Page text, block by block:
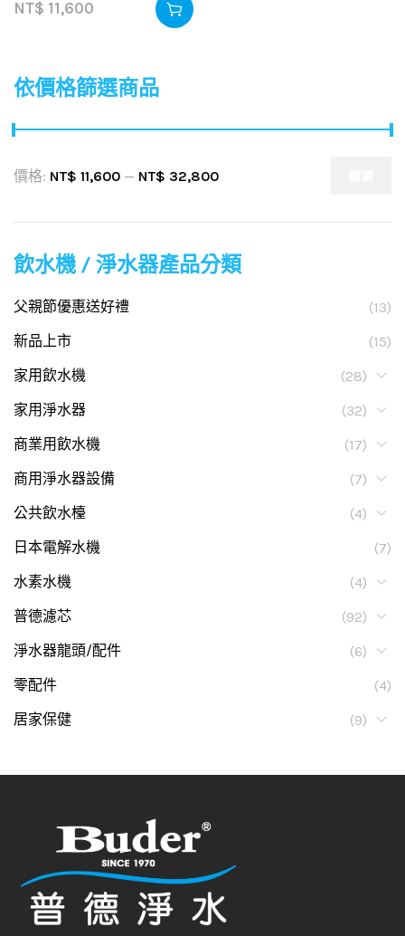
依價格篩選商品
價格: NT$ 11,600 — NT$ 32,800
飲水機 / 淨水器產品分類
父親節優惠送好禮
(13)
新品上市
(15)
家用飲水機
(28)
家用淨水器
(32)
商業用飲水機
(17)
商用淨水器設備
(7)
公共飲水檯
(4)
日本電解水機
(7)
水素水機
(4)
普德濾芯
(92)
淨水器龍頭/配件
(6)
零配件
(4)
居家保健
(9)
NT$ 11,600